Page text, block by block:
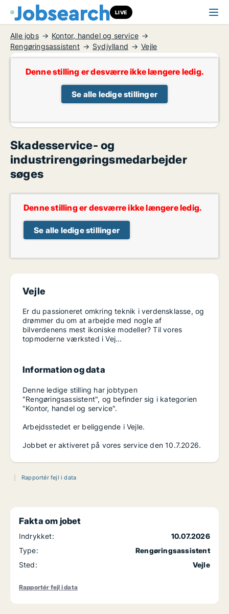
LIVE
Alle jobs
Kontor, handel og service
Rengøringsassistent
Sydjylland Vejle
Denne stilling er desværre ikke længere ledig.
Se alle ledige stillinger
Skadesservice- og
industrirengøringsmedarbejder
søges
Denne stilling er desværre ikke længere ledig.
Se alle ledige stillinger
Vejle
Er du passioneret omkring teknik i verdensklasse, og
drømmer du om at arbejde med nogle af
bilverdenens mest ikoniske modeller? Til vores
topmoderne værksted i Vej...
Information og data
Denne ledige stilling har jobtypen
"Rengøringsassistent", og befinder sig i kategorien
"Kontor, handel og service".
Arbejdsstedet er beliggende i Vejle.
Jobbet er aktiveret på vores service den 10.7.2026.
Rapportér fejl i data
Fakta om jobet
Indrykket:
10.07.2026
Type:
Rengøringsassistent
Sted:
Vejle
Rapportér fejl i data